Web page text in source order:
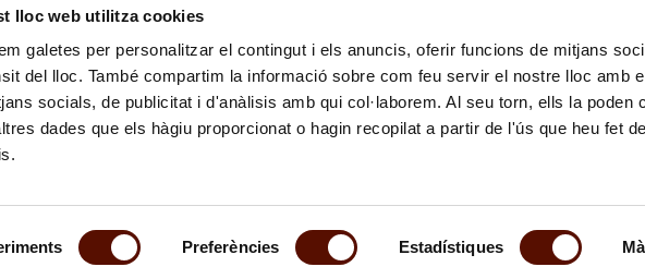
lloc web utilitza cookies
galetes per personalitzar el contingut i els anuncis, oferir funcions de mitjans
del lloc. També compartim la informació sobre com feu servir el nostre lloc amb
socials, de publicitat i d'anàlisis amb qui col·laborem. Al seu torn, ells la poden
dades que els hàgiu proporcionat o hagin recopilat a partir de l'ús que heu fet
Preferències Estadístiques